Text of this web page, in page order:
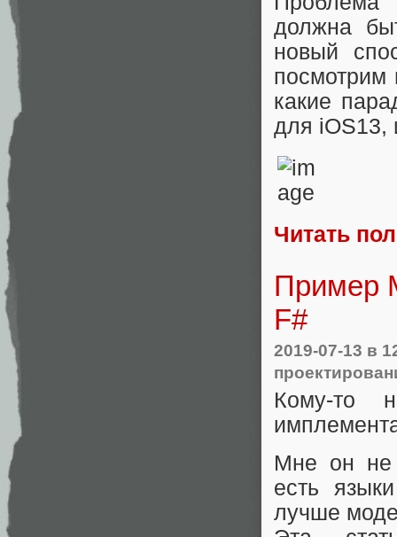
должна
новый
посмотрим
какие
для iOS13,
Читать
Пример
F#
2019-07-13 в
Кому-то
Мне он не
есть
лучше